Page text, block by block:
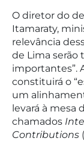
O diretor do
Itamaraty,
relevância
de Lima serão
importantes”.
constituirá o
um
levará à mesa
chamados
Contributions